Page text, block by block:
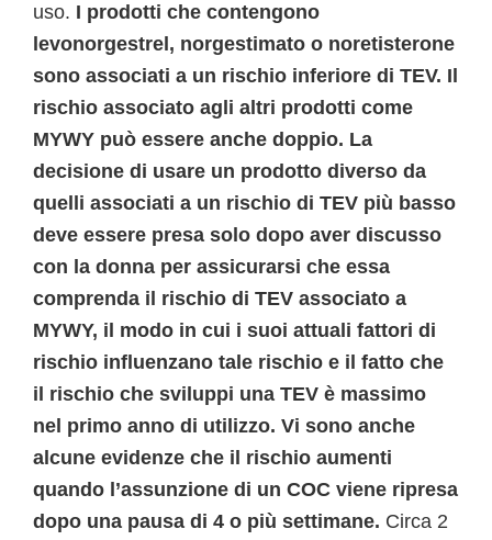
uso. I prodotti che contengono
levonorgestrel, norgestimato o noretisterone
sono associati a un rischio inferiore di TEV. Il
rischio associato agli altri prodotti come
MYWY può essere anche doppio. La
decisione di usare un prodotto diverso da
quelli associati a un rischio di TEV più basso
deve essere presa solo dopo aver discusso
con la donna per assicurarsi che essa
comprenda il rischio di TEV associato a
MYWY, il modo in cui i suoi attuali fattori di
rischio influenzano tale rischio e il fatto che
il rischio che sviluppi una TEV è massimo
nel primo anno di utilizzo. Vi sono anche
alcune evidenze che il rischio aumenti
quando l’assunzione di un COC viene ripresa
dopo una pausa di 4 o più settimane. Circa 2